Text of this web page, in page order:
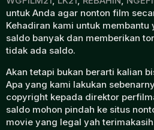
untuk Anda agar nonton film
Kehadiran kami untuk
saldo banyak dan memberikan
tidak ada saldo.
Akan tetapi bukan berarti kalian
Apa yang kami lakukan
copyright kepada direktor
saldo mohon pindah ke situs
movie yang legal yah